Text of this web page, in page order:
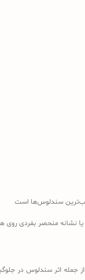
سندلوس‌ها است
نشانه منحصر بفردی
جمله اثر سندلوس در